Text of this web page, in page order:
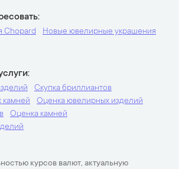
Chopard
Новые ювелирные украшения
Скупка бриллиантов
камней
Оценка ювелирных изделий
Оценка камней
курсов валют, актуальную